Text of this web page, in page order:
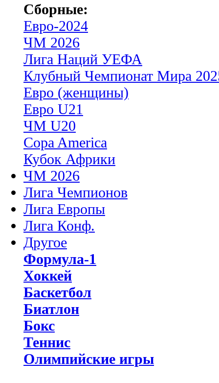
Сборные:
Евро-2024
ЧМ 2026
Лига Наций УЕФА
Клубный Чемпионат Мира
Евро (женщины)
Евро U21
ЧМ U20
Copa America
Кубок Африки
ЧМ 2026
Лига Чемпионов
Лига Европы
Лига Конф.
Другое
Формула-1
Хоккей
Баскетбол
Биатлон
Бокс
Теннис
Олимпийские игры